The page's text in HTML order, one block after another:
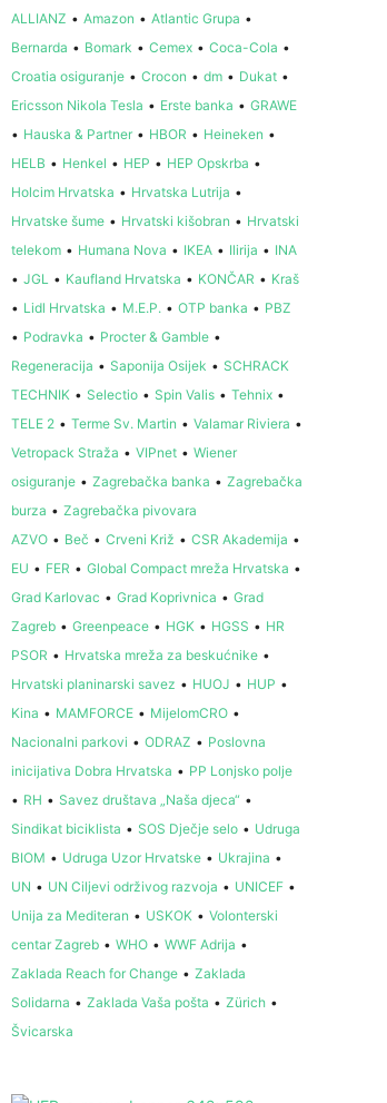
ALLIANZ • Amazon • Atlantic Grupa •
Bernarda • Bomark • Cemex • Coca-Cola •
Croatia osiguranje • Crocon • dm • Dukat •
Ericsson Nikola Tesla • Erste banka • GRAWE
• Hauska & Partner • HBOR • Heineken •
HELB • Henkel • HEP • HEP Opskrba •
Holcim Hrvatska • Hrvatska Lutrija •
Hrvatske šume • Hrvatski kišobran • Hrvatski
telekom • Humana Nova • IKEA • Ilirija • INA
• JGL • Kaufland Hrvatska • KONČAR • Kraš
• Lidl Hrvatska • M.E.P. • OTP banka • PBZ
• Podravka • Procter & Gamble •
Regeneracija • Saponija Osijek • SCHRACK
TECHNIK • Selectio • Spin Valis • Tehnix •
TELE 2 • Terme Sv. Martin • Valamar Riviera •
Vetropack Straža • VIPnet • Wiener
osiguranje • Zagrebačka banka • Zagrebačka
burza • Zagrebačka pivovara
AZVO • Beč • Crveni Križ • CSR Akademija •
EU • FER • Global Compact mreža Hrvatska •
Grad Karlovac • Grad Koprivnica • Grad
Zagreb • Greenpeace • HGK • HGSS • HR
PSOR • Hrvatska mreža za beskućnike •
Hrvatski planinarski savez • HUOJ • HUP •
Kina • MAMFORCE • MijelomCRO •
Nacionalni parkovi • ODRAZ • Poslovna
inicijativa Dobra Hrvatska • PP Lonjsko polje
• RH • Savez društava „Naša djeca“ •
Sindikat biciklista • SOS Dječje selo • Udruga
BIOM • Udruga Uzor Hrvatske • Ukrajina •
UN • UN Ciljevi održivog razvoja • UNICEF •
Unija za Mediteran • USKOK • Volonterski
centar Zagreb • WHO • WWF Adrija •
Zaklada Reach for Change • Zaklada
Solidarna • Zaklada Vaša pošta • Zürich •
Švicarska